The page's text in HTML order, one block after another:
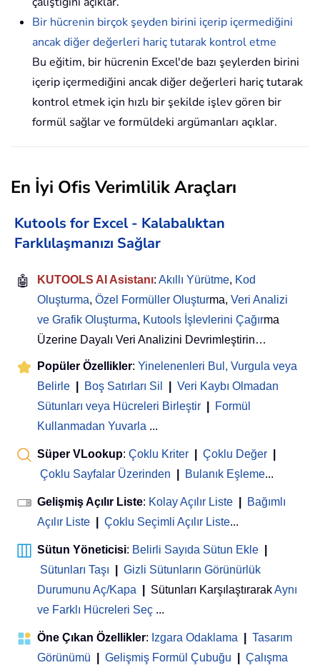
Bir hücrenin birçok şeyden birini içerip içermediğini
ancak diğer değerleri hariç tutarak kontrol etme
Bu eğitim, bir hücrenin Excel'de bazı şeylerden birini
içerip içermediğini ancak diğer değerleri hariç tutarak
kontrol etmek için hızlı bir şekilde işlev gören bir
formül sağlar ve formüldeki argümanları açıklar.
En İyi Ofis Verimlilik Araçları
Kutools for Excel - Kalabalıktan
Farklılaşmanızı Sağlar
🤖 KUTOOLS AI Asistanı: Akıllı Yürütme, Kod
Oluşturma, Özel Formüller Oluşturma, Veri Analizi
ve Grafik Oluşturma, Kutools İşlevlerini Çağırma
Üzerine Dayalı Veri Analizini Devrimleştirin…
Popüler Özellikler: Yinelenenleri Bul, Vurgula veya
Belirle
Boş Satırları Sil
Veri Kaybı Olmadan
Sütunları veya Hücreleri Birleştir
Formül
Kullanmadan Yuvarla ...
Süper VLookup: Çoklu Kriter Çoklu Değer
Çoklu Sayfalar Üzerinden
Bulanık Eşleme...
Gelişmiş Açılır Liste: Kolay Açılır Liste
Bağımlı
Açılır Liste
Çoklu Seçimli Açılır Liste...
Sütun Yöneticisi: Belirli Sayıda Sütun Ekle
Sütunları Taşı
Gizli Sütunların Görünürlük
Durumunu Aç/Kapa
Sütunları KarşılaştırarakAynı
ve Farklı Hücreleri Seç ...
Öne Çıkan Özellikler: Izgara Odaklama
Tasarım
Görünümü
Gelişmiş Formül Çubuğu
Çalışma